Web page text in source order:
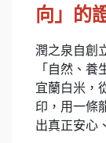
向」的
潤之泉自創
「自然、養
宜蘭白米，
印，用一條
出真正安心